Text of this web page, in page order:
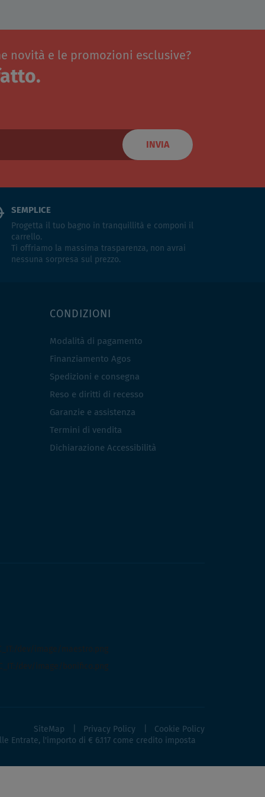
novità e le promozioni esclusive?
INVIA
SEMPLICE
Progetta il tuo bagno in tranquillità e componi il
carrello.
Ti offriamo la massima trasparenza, non avrai
nessuna sorpresa sul prezzo.
CONDIZIONI
Modalità di pagamento
Finanziamento Agos
Spedizioni e consegna
Reso e diritti di recesso
Garanzie e assistenza
Termini di vendita
Dichiarazione Accessibilità
SiteMap Privacy Policy
Cookie Policy
Entrate, l'importo di € 6.117 come credito imposta